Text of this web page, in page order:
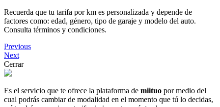
Recuerda que tu tarifa por km es personalizada y depende de
factores como: edad, género, tipo de garaje y modelo del auto.
Consulta términos y condiciones.
Previous
Next
Cerrar
Es el servicio que te ofrece la plataforma de miituo por medio del
cual podrás cambiar de modalidad en el momento que tú lo decidas,